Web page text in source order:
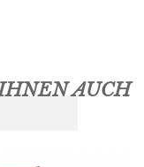
AUCH